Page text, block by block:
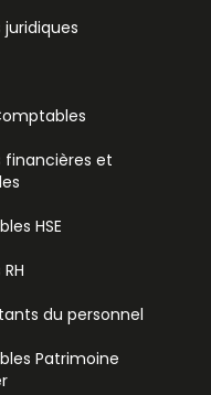
financières et
HSE
du personnel
Patrimoine